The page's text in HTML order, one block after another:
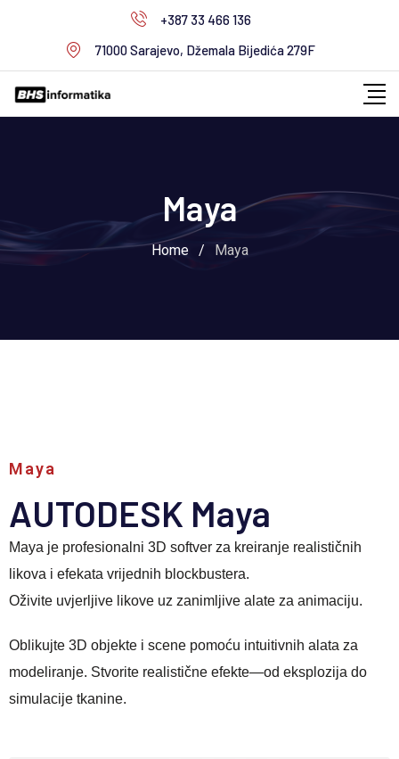
+387 33 466 136
71000 Sarajevo, Džemala Bijedića 279F
Maya
Home / Maya
Maya
AUTODESK Maya
Maya je profesionalni 3D softver za kreiranje realističnih
likova i efekata vrijednih blockbustera.
Oživite uvjerljive likove uz zanimljive alate za animaciju.
Oblikujte 3D objekte i scene pomoću intuitivnih alata za
modeliranje. Stvorite realistične efekte—od eksplozija do
simulacije tkanine.